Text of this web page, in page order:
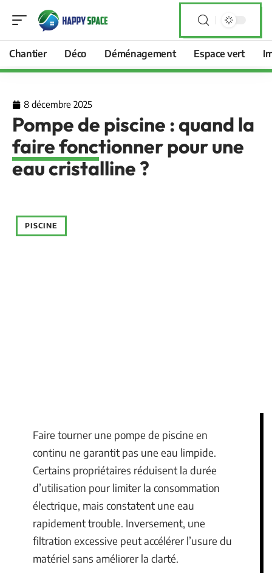
Chantier Déco Déménagement Espace vert
8 décembre 2025
Pompe de piscine : quand la
faire fonctionner pour une
eau cristalline ?
PISCINE
Faire tourner une pompe de piscine en
continu ne garantit pas une eau limpide.
Certains propriétaires réduisent la durée
d’utilisation pour limiter la consommation
électrique, mais constatent une eau
rapidement trouble. Inversement, une
filtration excessive peut accélérer l’usure du
matériel sans améliorer la clarté.